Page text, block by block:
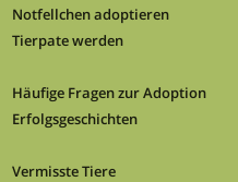
Notfellchen adoptieren
Tierpate werden
Häufige Fragen zur Adoption
Erfolgsgeschichten
Vermisste Tiere